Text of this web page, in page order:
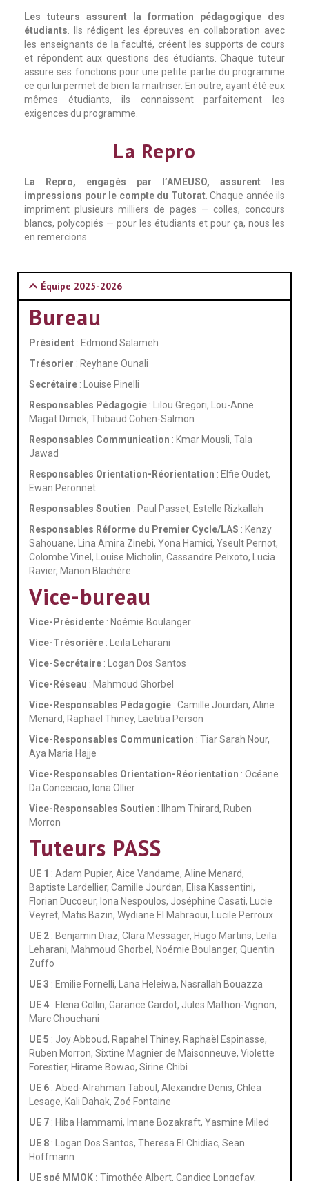
Les tuteurs assurent la formation pédagogique des
étudiants. Ils rédigent les épreuves en collaboration avec
les enseignants de la faculté, créent les supports de cours
et répondent aux questions des étudiants. Chaque tuteur
assure ses fonctions pour une petite partie du programme
ce qui lui permet de bien la maitriser. En outre, ayant été eux
mêmes étudiants, ils connaissent parfaitement les
exigences du programme.
La Repro
La Repro, engagés par l’AMEUSO, assurent les
impressions pour le compte du Tutorat. Chaque année ils
impriment plusieurs milliers de pages — colles, concours
blancs, polycopiés — pour les étudiants et pour ça, nous les
en remercions.
Équipe 2025-2026
Bureau
Président : Edmond Salameh
Trésorier : Reyhane Ounali
Secrétaire : Louise Pinelli
Responsables Pédagogie : Lilou Gregori, Lou-Anne
Magat Dimek, Thibaud Cohen-Salmon
Responsables Communication : Kmar Mousli, Tala
Jawad
Responsables Orientation-Réorientation : Elfie Oudet,
Ewan Peronnet
Responsables Soutien : Paul Passet, Estelle Rizkallah
Responsables Réforme du Premier Cycle/LAS : Kenzy
Sahouane, Lina Amira Zinebi, Yona Hamici, Yseult Pernot,
Colombe Vinel, Louise Micholin, Cassandre Peixoto, Lucia
Ravier, Manon Blachère
Vice-bureau
Vice-Présidente : Noémie Boulanger
Vice-Trésorière : Leïla Leharani
Vice-Secrétaire : Logan Dos Santos
Vice-Réseau : Mahmoud Ghorbel
Vice-Responsables Pédagogie : Camille Jourdan, Aline
Menard, Raphael Thiney, Laetitia Person
Vice-Responsables Communication : Tiar Sarah Nour,
Aya Maria Hajje
Vice-Responsables Orientation-Réorientation : Océane
Da Conceicao, Iona Ollier
Vice-Responsables Soutien : Ilham Thirard, Ruben
Morron
Tuteurs PASS
UE 1 : Adam Pupier, Aice Vandame, Aline Menard,
Baptiste Lardellier, Camille Jourdan, Elisa Kassentini,
Florian Ducoeur, Iona Nespoulos, Joséphine Casati, Lucie
Veyret, Matis Bazin, Wydiane El Mahraoui, Lucile Perroux
UE 2 : Benjamin Diaz, Clara Messager, Hugo Martins, Leïla
Leharani, Mahmoud Ghorbel, Noémie Boulanger, Quentin
Zuffo
UE 3 : Emilie Fornelli, Lana Heleiwa, Nasrallah Bouazza
UE 4 : Elena Collin, Garance Cardot, Jules Mathon-Vignon,
Marc Chouchani
UE 5 : Joy Abboud, Rapahel Thiney, Raphaël Espinasse,
Ruben Morron, Sixtine Magnier de Maisonneuve, Violette
Forestier, Hirame Bowao, Sirine Chibi
UE 6 : Abed-Alrahman Taboul, Alexandre Denis, Chlea
Lesage, Kali Dahak, Zoé Fontaine
UE 7 : Hiba Hammami, Imane Bozakraft, Yasmine Miled
UE 8 : Logan Dos Santos, Theresa El Chidiac, Sean
Hoffmann
UE spé MMOK : Timothée Albert, Candice Longefay,